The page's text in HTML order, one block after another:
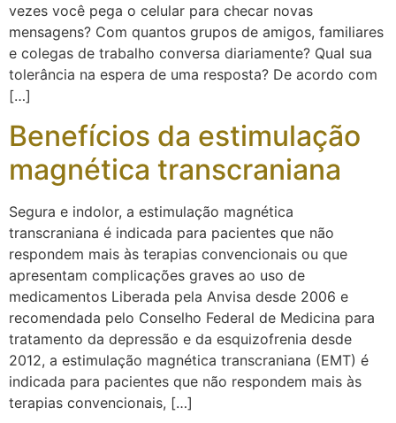
vezes você pega o celular para checar novas
mensagens? Com quantos grupos de amigos, familiares
e colegas de trabalho conversa diariamente? Qual sua
tolerância na espera de uma resposta? De acordo com
[…]
Benefícios da estimulação
magnética transcraniana
Segura e indolor, a estimulação magnética
transcraniana é indicada para pacientes que não
respondem mais às terapias convencionais ou que
apresentam complicações graves ao uso de
medicamentos Liberada pela Anvisa desde 2006 e
recomendada pelo Conselho Federal de Medicina para
tratamento da depressão e da esquizofrenia desde
2012, a estimulação magnética transcraniana (EMT) é
indicada para pacientes que não respondem mais às
terapias convencionais, […]